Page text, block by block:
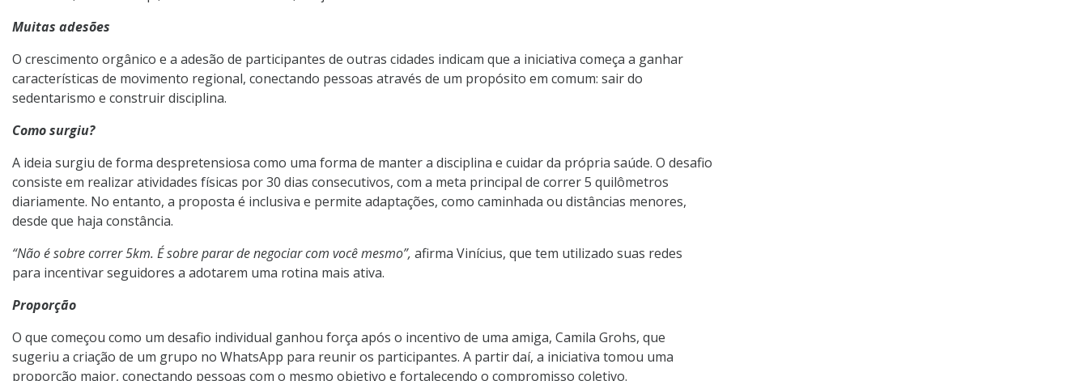
Muitas adesões
O crescimento orgânico e a adesão de participantes de outras cidades indicam que a iniciativa começa a ganhar
características de movimento regional, conectando pessoas através de um propósito em comum: sair do
sedentarismo e construir disciplina.
Como surgiu?
A ideia surgiu de forma despretensiosa como uma forma de manter a disciplina e cuidar da própria saúde. O desafio
consiste em realizar atividades físicas por 30 dias consecutivos, com a meta principal de correr 5 quilômetros
diariamente. No entanto, a proposta é inclusiva e permite adaptações, como caminhada ou distâncias menores,
desde que haja constância.
“Não é sobre correr 5km. É sobre parar de negociar com você mesmo”, afirma Vinícius, que tem utilizado suas redes
para incentivar seguidores a adotarem uma rotina mais ativa.
Proporção
O que começou como um desafio individual ganhou força após o incentivo de uma amiga, Camila Grohs, que
sugeriu a criação de um grupo no WhatsApp para reunir os participantes. A partir daí, a iniciativa tomou uma
proporção maior, conectando pessoas com o mesmo objetivo e fortalecendo o compromisso coletivo.